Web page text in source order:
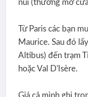
núi (thường mở
Từ Paris các bạn
Maurice. Sau đó
Altibus) đến trạm
hoặc Val D'Isère.
Giá cả mình ghi